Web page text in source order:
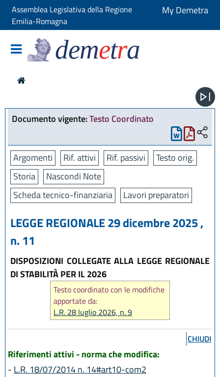
Assemblea Legislativa della Regione
Emilia-Romagna
My Demetra
demetra
Documento vigente:Testo Coordinato
Argomenti Rif. attivi Rif. passivi
Testo orig.
Storia
Nascondi Note
Scheda tecnico-finanziaria
Lavori preparatori
LEGGE REGIONALE 29 dicembre 2025 ,
n. 11
DISPOSIZIONI COLLEGATE ALLA LEGGE REGIONALE
DI STABILITÀ PER IL 2026
Testo coordinato con le modifiche
apportate da:
L.R. 28 luglio 2026, n. 9
CHIUDI
Riferimenti attivi - norma che modifica:
- L.R. 18/07/2014 n. 14#art10-com2